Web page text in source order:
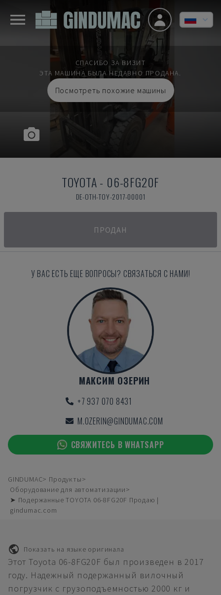
СПАСИБО ЗА ВИЗИТ
ЭТА МАШИНА БЫЛА НЕДАВНО ПРОДАНА.
Посмотреть похожие машины
TOYOTA- 06-8FG20F
DE-OTH-TOY-2017-00001
ПРОДАН
У ВАС ЕСТЬ ЕЩЕ ВОПРОСЫ? СВЯЗАТЬСЯ С НАМИ!
МАКСИМ ОЗЕРИН
+7 937 070 8431
M.OZERIN@GINDUMAC.COM
СВЯЖИТЕСЬ В WHATSAPP
GINDUMAC
Продукты
Оборудование для автоматизации
➤ Подержанные TOYOTA 06-8FG20F Продаю |
gindumac.com
Показать на языке оригинала
Этот Toyota 06-8FG20F был произведен в 2017
году. Надежный подержанный вилочный
погрузчик с грузоподъемностью 2000 кг и